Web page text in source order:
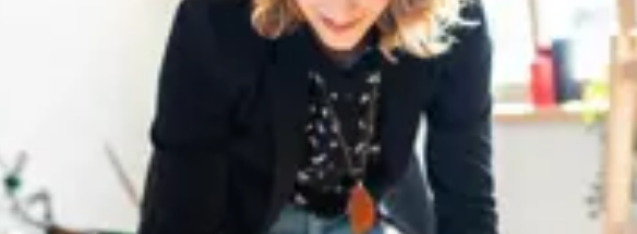
Suscríbete a nuestra
útiles sobre el cuidado
además de promociones
esperamos!
¡Únete a la familia